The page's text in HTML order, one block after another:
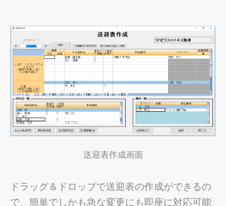
送迎表作成画面
ドラッグ＆ドロップで送迎表の作成ができるの
で、簡単でしかも急な変更にも即座に対応可能